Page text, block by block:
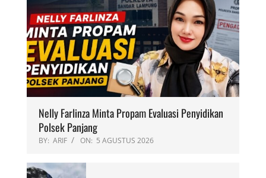
Nelly Farlinza Minta Propam Evaluasi Penyidikan
Polsek Panjang
BY: ARIF ON: 5 AGUSTUS 2026